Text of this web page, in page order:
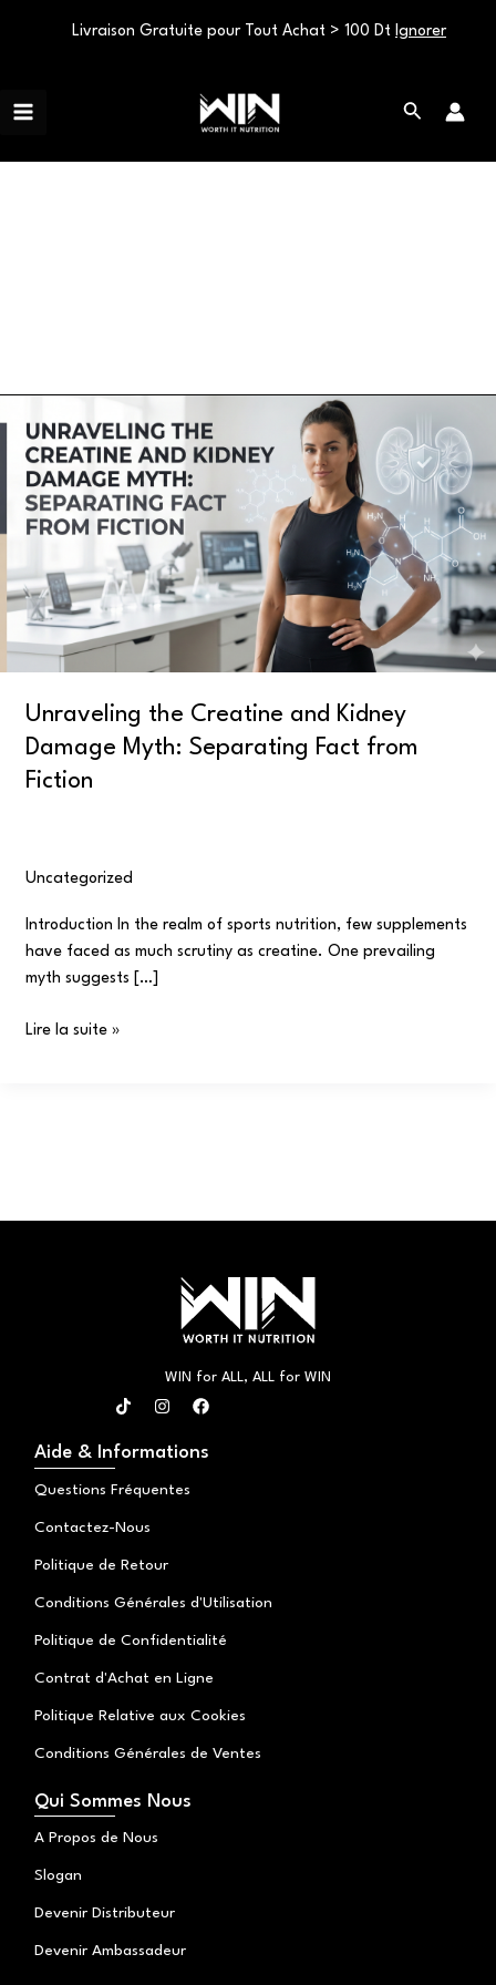
au
Rechercher
Unraveling the Creatine and Kidney
Damage Myth: Separating Fact from
Fiction
Uncategorized
Introduction In the realm of sports nutrition, few supplements
have faced as much scrutiny as creatine. One prevailing
myth suggests […]
the
Creatine
and
Kidney
Damage
Myth:
Separating
Fact
from
Fiction
Lire la suite »
WIN for ALL, ALL for WIN
T
i
t
o
I
n
t
a
r
F
a
e
b
Aide & Informations
Questions Fréquentes
Contactez-Nous
Politique de Retour
Conditions Générales d'Utilisation
Politique de Confidentialité
Contrat d'Achat en Ligne
Politique Relative aux Cookies
Conditions Générales de Ventes
Qui Sommes Nous
A Propos de Nous
Slogan
Devenir Distributeur
Devenir Ambassadeur
Livraison Gratuite pour Tout Achat > 100 Dt Ignorer